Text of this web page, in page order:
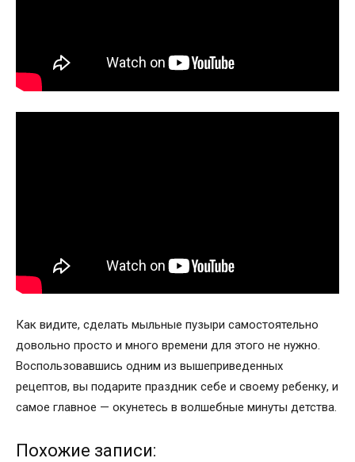
Как видите, сделать мыльные пузыри самостоятельно
довольно просто и много времени для этого не нужно.
Воспользовавшись одним из вышеприведенных
рецептов, вы подарите праздник себе и своему ребенку, и
самое главное — окунетесь в волшебные минуты детства.
Похожие записи: